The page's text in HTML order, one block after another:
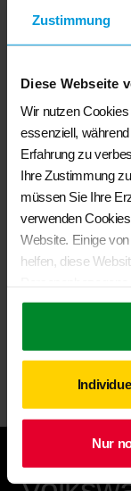
Zustimmung
Diese Webseite
Wir nutzen
essenziell,
Erfahrung zu
Ihre Zustimmung
müssen Sie Ihre
verwenden
Website. Einige
helfen, diese
Adressen), z. B.
Anzeigen- und
Verwendung Ihrer
Einstellungen
Nur
BRANDRUP® –
€36,50
Sika-Haftreiniger
In den